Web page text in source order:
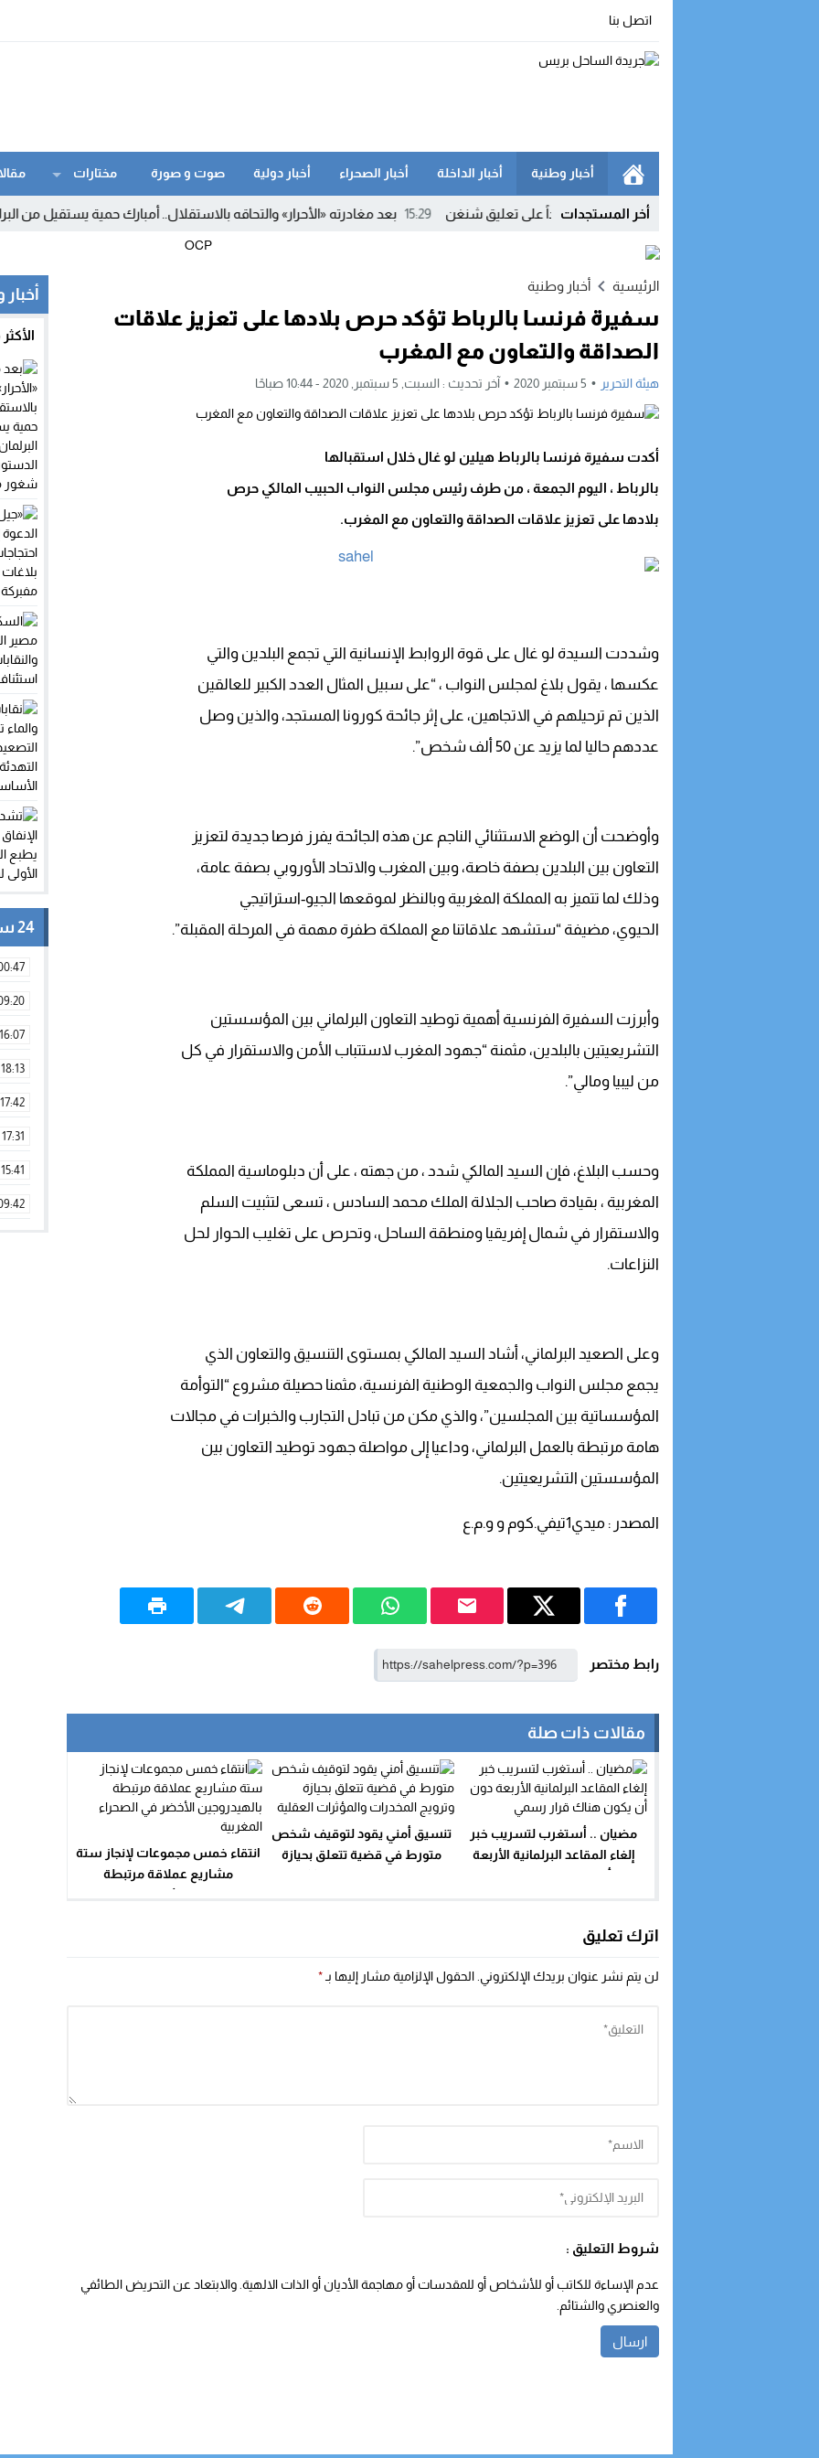
اتصل بنا
أخبار وطنية أخبار الداخلة أخبار الصحراء أخبار دولية صوت و صورة مختارات
أخر المستجدات
إسبانيا تهدد بـ«تدابير متناسبة» رداً على تعليق شنغن 15:29 بعد مغادرته «الأحرار» والتحاقه بالاستقلال.. أمبارك حمية يستقيل من
الرئيسية أخبار وطنية
سفيرة فرنسا بالرباط تؤكد حرص بلادها على تعزيز علاقات
الصداقة والتعاون مع المغرب
هيئة التحرير 5 سبتمبر 2020 آخر تحديث : السبت, 5 سبتمبر, 2020 - 10:44 صباحًا
أكدت سفيرة فرنسا بالرباط هيلين لو غال خلال استقبالها
بالرباط ، اليوم الجمعة ، من طرف رئيس مجلس النواب الحبيب المالكي حرص
بلادها على تعزيز علاقات الصداقة والتعاون مع المغرب.
وشددت السيدة لو غال على قوة الروابط الإنسانية التي تجمع البلدين والتي
عكسها ، يقول بلاغ لمجلس النواب ، “على سبيل المثال العدد الكبير للعالقين
الذين تم ترحيلهم في الاتجاهين، على إثر جائحة كورونا المستجد، والذين وصل
عددهم حاليا لما يزيد عن 50 ألف شخص”.
وأوضحت أن الوضع الاستثنائي الناجم عن هذه الجائحة يفرز فرصا جديدة لتعزيز
التعاون بين البلدين بصفة خاصة، وبين المغرب والاتحاد الأوروبي بصفة عامة،
وذلك لما تتميز به المملكة المغربية وبالنظر لموقعها الجيو-استراتيجي
الحيوي، مضيفة “ستشهد علاقاتنا مع المملكة طفرة مهمة في المرحلة المقبلة”.
وأبرزت السفيرة الفرنسية أهمية توطيد التعاون البرلماني بين المؤسستين
التشريعيتين بالبلدين، مثمنة “جهود المغرب لاستتباب الأمن والاستقرار في كل
من ليبيا ومالي”.
وحسب البلاغ، فإن السيد المالكي شدد ، من جهته ، على أن دبلوماسية المملكة
المغربية ، بقيادة صاحب الجلالة الملك محمد السادس ، تسعى لتثبيت السلم
والاستقرار في شمال إفريقيا ومنطقة الساحل، وتحرص على تغليب الحوار لحل
النزاعات.
وعلى الصعيد البرلماني، أشاد السيد المالكي بمستوى التنسيق والتعاون الذي
يجمع مجلس النواب والجمعية الوطنية الفرنسية، مثمنا حصيلة مشروع “التوأمة
المؤسساتية بين المجلسين”، والذي مكن من تبادل التجارب والخبرات في مجالات
هامة مرتبطة بالعمل البرلماني، وداعيا إلى مواصلة جهود توطيد التعاون بين
المؤسستين التشريعيتين.
المصدر : ميدي1تيفي.كوم و و.م.ع
رابط مختصر
مقالات ذات صلة
مضيان .. أستغرب لتسريب خبر
إلغاء المقاعد البرلمانية الأربعة
تنسيق أمني يقود لتوقيف شخص
متورط في قضية تتعلق بحيازة
انتقاء خمس مجموعات لإنجاز ستة
مشاريع عملاقة مرتبطة
اترك تعليق
لن يتم نشر عنوان بريدك الإلكتروني. الحقول الإلزامية مشار إليها بـ *
شروط التعليق :
عدم الإساءة للكاتب أو للأشخاص أو للمقدسات أو مهاجمة الأديان أو الذات الالهية. والابتعاد عن التحريض الطائفي
والعنصري والشتائم.
24 ساعة
16:07
18:13
17:42
17:31
15:41